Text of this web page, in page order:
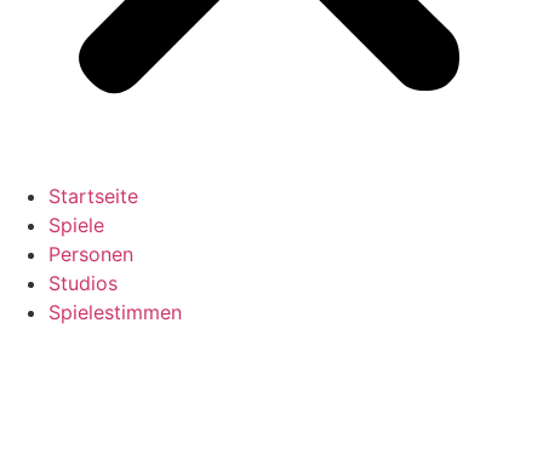
Startseite
Spiele
Personen
Studios
Spielestimmen